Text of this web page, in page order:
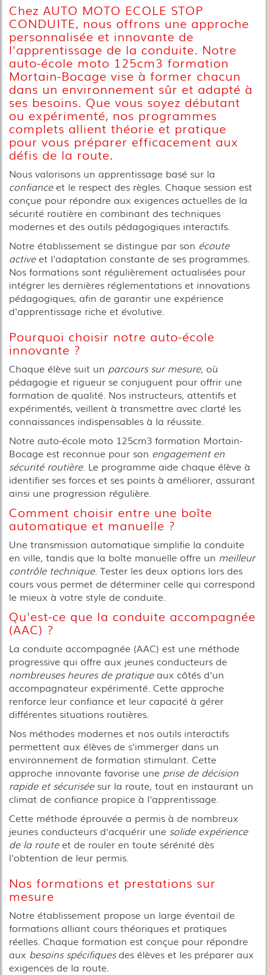
Chez AUTO MOTO ECOLE STOP
CONDUITE, nous offrons une approche
personnalisée et innovante de
l'apprentissage de la conduite. Notre
auto-école moto 125cm3 formation
Mortain-Bocage vise à former chacun
dans un environnement sûr et adapté à
ses besoins. Que vous soyez débutant
ou expérimenté, nos programmes
complets allient théorie et pratique
pour vous préparer efficacement aux
défis de la route.
Nous valorisons un apprentissage basé sur la
confianceet le respect des règles. Chaque session est
conçue pour répondre aux exigences actuelles de la
sécurité routière en combinant des techniques
modernes et des outils pédagogiques interactifs.
Notre établissement se distingue par son écoute
activeet l'adaptation constante de ses programmes.
Nos formations sont régulièrement actualisées pour
intégrer les dernières réglementations et innovations
pédagogiques, afin de garantir une expérience
d'apprentissage riche et évolutive.
Pourquoi choisir notre auto-école
innovante ?
Chaque élève suit un parcours sur mesure, où
pédagogie et rigueur se conjuguent pour offrir une
formation de qualité. Nos instructeurs, attentifs et
expérimentés, veillent à transmettre avec clarté les
connaissances indispensables à la réussite.
Notre auto-école moto 125cm3 formation Mortain-
Bocage est reconnue pour son engagement en
sécurité routière. Le programme aide chaque élève à
identifier ses forces et ses points à améliorer, assurant
ainsi une progression régulière.
Comment choisir entre une boîte
automatique et manuelle ?
Une transmission automatique simplifie la conduite
en ville, tandis que la boîte manuelle offre un meilleur
contrôle technique. Tester les deux options lors des
cours vous permet de déterminer celle qui correspond
le mieux à votre style de conduite.
Qu'est-ce que la conduite accompagnée
(AAC) ?
La conduite accompagnée (AAC) est une méthode
progressive qui offre aux jeunes conducteurs de
nombreuses heures de pratiqueaux côtés d'un
accompagnateur expérimenté. Cette approche
renforce leur confiance et leur capacité à gérer
différentes situations routières.
Nos méthodes modernes et nos outils interactifs
permettent aux élèves de s'immerger dans un
environnement de formation stimulant. Cette
approche innovante favorise une prise de décision
rapide et sécuriséesur la route, tout en instaurant un
climat de confiance propice à l'apprentissage.
Cette méthode éprouvée a permis à de nombreux
jeunes conducteurs d'acquérir une solide expérience
de la routeet de rouler en toute sérénité dès
l'obtention de leur permis.
Nos formations et prestations sur
mesure
Notre établissement propose un large éventail de
formations alliant cours théoriques et pratiques
réelles. Chaque formation est conçue pour répondre
aux besoins spécifiquesdes élèves et les préparer aux
exigences de la route.